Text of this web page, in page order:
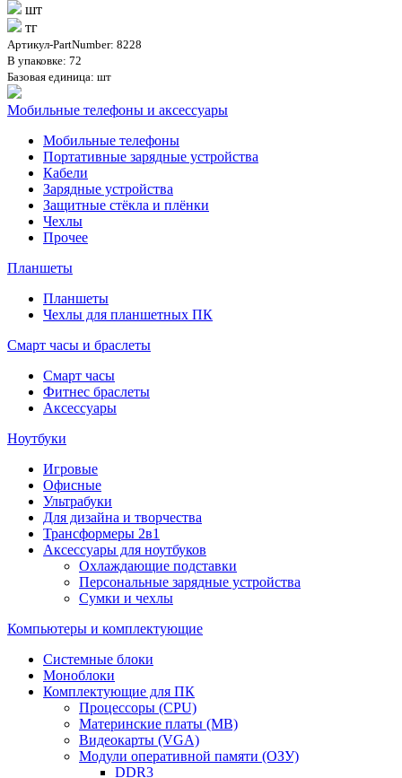
шт
тг
Артикул-PartNumber: 8228
В упаковке: 72
Базовая единица: шт
Мобильные телефоны и аксессуары
Мобильные телефоны
Портативные зарядные устройства
Кабели
Зарядные устройства
Защитные стёкла и плёнки
Чехлы
Прочее
Планшеты
Планшеты
Чехлы для планшетных ПК
Смарт часы и браслеты
Смарт часы
Фитнес браслеты
Аксессуары
Ноутбуки
Игровые
Офисные
Ультрабуки
Для дизайна и творчества
Трансформеры 2в1
Аксессуары для ноутбуков
Охлаждающие подставки
Персональные зарядные устройства
Сумки и чехлы
Компьютеры и комплектующие
Системные блоки
Моноблоки
Комплектующие для ПК
Процессоры (CPU)
Материнские платы (MB)
Видеокарты (VGA)
Модули оперативной памяти (ОЗУ)
DDR3